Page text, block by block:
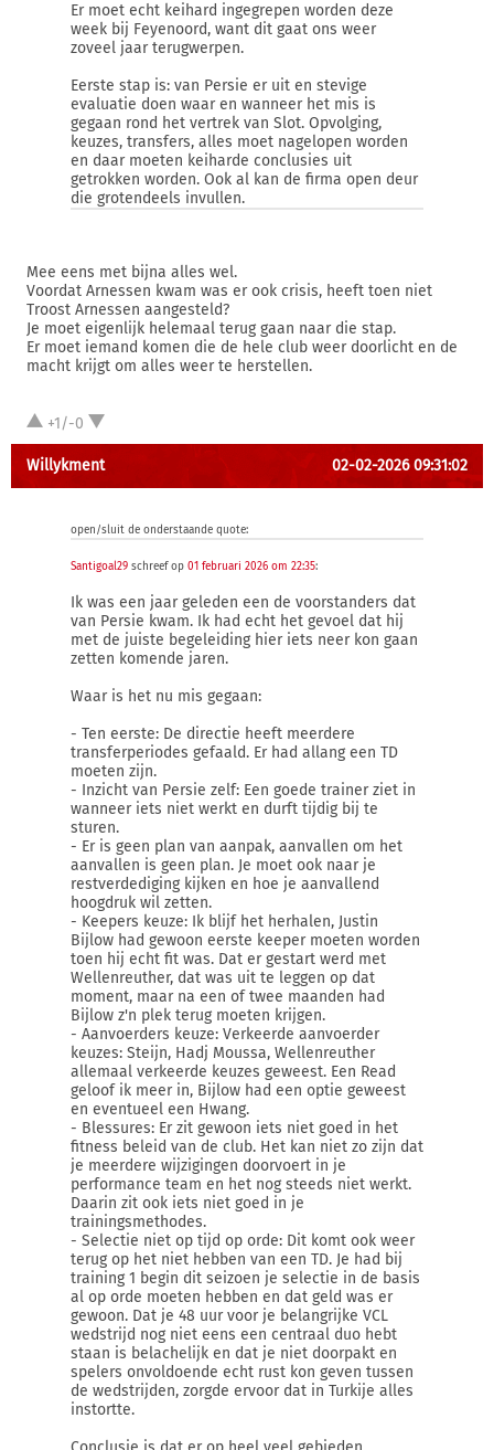
Er moet echt keihard ingegrepen worden deze
week bij Feyenoord, want dit gaat ons weer
zoveel jaar terugwerpen.
Eerste stap is: van Persie er uit en stevige
evaluatie doen waar en wanneer het mis is
gegaan rond het vertrek van Slot. Opvolging,
keuzes, transfers, alles moet nagelopen worden
en daar moeten keiharde conclusies uit
getrokken worden. Ook al kan de firma open deur
die grotendeels invullen.
Mee eens met bijna alles wel.
Voordat Arnessen kwam was er ook crisis, heeft toen niet
Troost Arnessen aangesteld?
Je moet eigenlijk helemaal terug gaan naar die stap.
Er moet iemand komen die de hele club weer doorlicht en de
macht krijgt om alles weer te herstellen.
+1/-0
Willykment 02-02-2026 09:31:02
open/sluit de onderstaande quote:
Santigoal29 schreef op 01 februari 2026 om 22:35:
Ik was een jaar geleden een de voorstanders dat
van Persie kwam. Ik had echt het gevoel dat hij
met de juiste begeleiding hier iets neer kon gaan
zetten komende jaren.
Waar is het nu mis gegaan:
- Ten eerste: De directie heeft meerdere
transferperiodes gefaald. Er had allang een TD
moeten zijn.
- Inzicht van Persie zelf: Een goede trainer ziet in
wanneer iets niet werkt en durft tijdig bij te
sturen.
- Er is geen plan van aanpak, aanvallen om het
aanvallen is geen plan. Je moet ook naar je
restverdediging kijken en hoe je aanvallend
hoogdruk wil zetten.
- Keepers keuze: Ik blijf het herhalen, Justin
Bijlow had gewoon eerste keeper moeten worden
toen hij echt fit was. Dat er gestart werd met
Wellenreuther, dat was uit te leggen op dat
moment, maar na een of twee maanden had
Bijlow z'n plek terug moeten krijgen.
- Aanvoerders keuze: Verkeerde aanvoerder
keuzes: Steijn, Hadj Moussa, Wellenreuther
allemaal verkeerde keuzes geweest. Een Read
geloof ik meer in, Bijlow had een optie geweest
en eventueel een Hwang.
- Blessures: Er zit gewoon iets niet goed in het
fitness beleid van de club. Het kan niet zo zijn dat
je meerdere wijzigingen doorvoert in je
performance team en het nog steeds niet werkt.
Daarin zit ook iets niet goed in je
trainingsmethodes.
- Selectie niet op tijd op orde: Dit komt ook weer
terug op het niet hebben van een TD. Je had bij
training 1 begin dit seizoen je selectie in de basis
al op orde moeten hebben en dat geld was er
gewoon. Dat je 48 uur voor je belangrijke VCL
wedstrijd nog niet eens een centraal duo hebt
staan is belachelijk en dat je niet doorpakt en
spelers onvoldoende echt rust kon geven tussen
de wedstrijden, zorgde ervoor dat in Turkije alles
instortte.